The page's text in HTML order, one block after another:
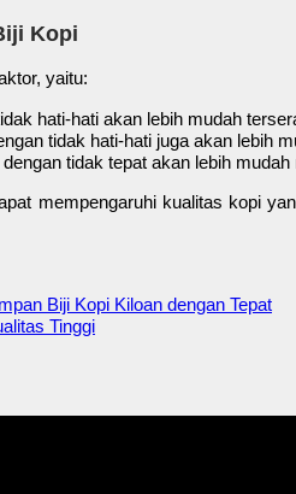
Kopi
yaitu:
hati-hati akan lebih mudah
tidak hati-hati juga akan lebih
tidak tepat akan lebih
mempengaruhi kualitas kopi
Biji Kopi Kiloan dengan Tepat
Tinggi